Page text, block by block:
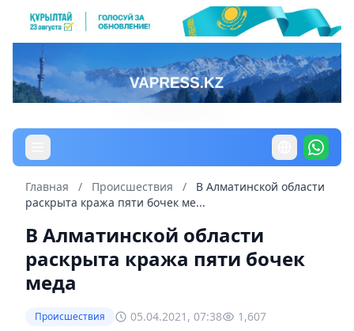
Главная / Происшествия /
В Алматинской области
раскрыта кража пяти бочек ме...
В Алматинской области
раскрыта кража пяти бочек
меда
Происшествия 05.04.2021, 07:38 1,607